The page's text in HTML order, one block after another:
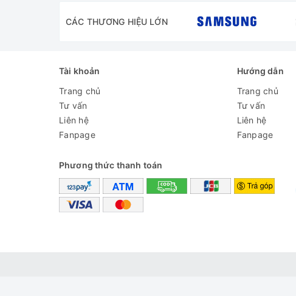
CÁC THƯƠNG HIỆU LỚN
Tài khoản
Trang chủ
Tư vấn
Liên hệ
Fanpage
Hướng dẫn
Trang chủ
Tư vấn
Liên hệ
Fanpage
Phương thức thanh toán